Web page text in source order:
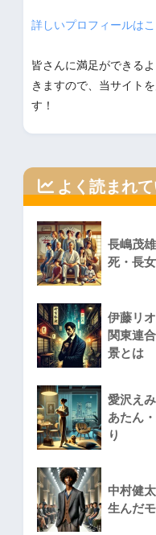
詳しいプロフィールは
皆さんに満足ができる
きますので、当サイト
す！
よく読まれ
長嶋茂
死・長
伊藤リ
関東連
景とは
愛沢え
あたん
り
中村健
生んだ